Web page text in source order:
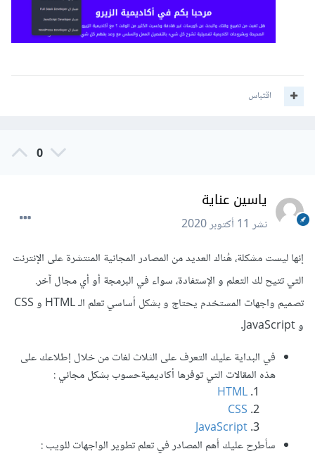
اقتباس
0
ياسين عناية
نشر11 أكتوبر 2020
إنها ليست مشكلة، هُناك العديد من المصادر المجانية المنتشرة على الإنترنت
التي تتيح لك التعلم و الإستفادة، سواء في البرمجة أو أي مجال آخر.
تصميم واجهات المستخدم يحتاج و بشكل أساسي تعلم الـ HTML و CSS
و JavaScript.
في البداية عليك التعرف على الثلاث لغات من خلال إطلاعك على
هذه المقالات التي توفرها أكاديميةحسوب بشكل مجاني :
HTML
CSS
JavaScript
سأطرح عليك أهم المصادر في تعلم تطوير الواجهات للويب :